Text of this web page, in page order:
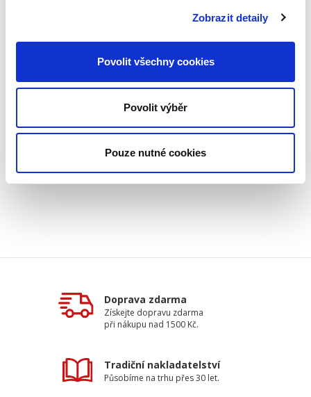
Zobrazit detaily
Povolit všechny cookies
Povolit výběr
Pouze nutné cookies
Vydání:1.
Datum vydání:26. 07. 2022
Počet stran:140
Ke stažení
EPI150_obsah.pdf
Doprava zdarma
Získejte dopravu zdarma
při nákupu nad 1500 Kč.
Tradiční nakladatelství
Působíme na trhu přes 30 let.